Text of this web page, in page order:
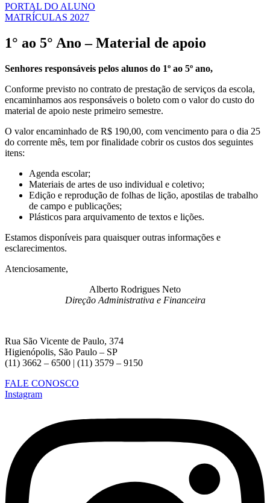
PORTAL DO ALUNO
MATRÍCULAS 2027
1° ao 5° Ano – Material de apoio
Senhores responsáveis pelos alunos do 1º ao 5º ano,
Conforme previsto no contrato de prestação de serviços da escola,
encaminhamos aos responsáveis o boleto com o valor do custo do
material de apoio neste primeiro semestre.
O valor encaminhado de R$ 190,00, com vencimento para o dia 25
do corrente mês, tem por finalidade cobrir os custos dos seguintes
itens:
Agenda escolar;
Materiais de artes de uso individual e coletivo;
Edição e reprodução de folhas de lição, apostilas de trabalho
de campo e publicações;
Plásticos para arquivamento de textos e lições.
Estamos disponíveis para quaisquer outras informações e
esclarecimentos.
Atenciosamente,
Alberto Rodrigues Neto
Direção Administrativa e Financeira
Rua São Vicente de Paulo, 374
Higienópolis, São Paulo – SP
(11) 3662 – 6500 | (11) 3579 – 9150
FALE CONOSCO
Instagram